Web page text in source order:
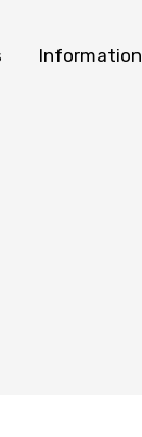
Information